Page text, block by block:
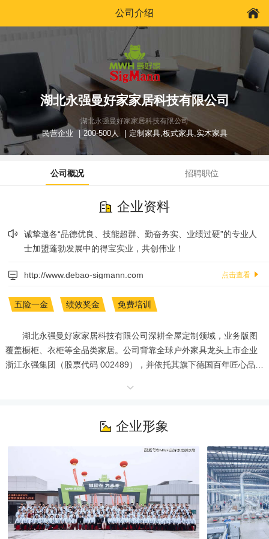
公司介绍
湖北永强曼好家家居科技有限公司
湖北永强曼好家家居科技有限公司
民营企业 200-500人 定制家具,板式家具,实木家具
公司概况 招聘职位
企业资料
诚挚邀各“品德优良、技能超群、勤奋务实、业绩过硬”的专业人
士加盟蓬勃发展中的得宝实业，共创伟业！
http://www.debao-sigmann.com 点击查看
五险一金 绩效奖金 免费培训
       湖北永强曼好家家居科技有限公司深耕全屋定制领域，业务版图
覆盖橱柜、衣柜等全品类家居。公司背靠全球户外家具龙头上市企业
浙江永强集团（股票代码 002489），并依托其旗下德国百年匠心品牌
突破 30 亿元，为产品品质筑牢硬核保障。
最爱的人”“让居住更臻舒适” 为使命愿景，矢志成为全球家居服务领域
的领军者。凭借深厚行业影响力，公司与百隆、吉象木业等知名品牌
达成深度战略合作，为万科、保利等头部地产企业及华为等科技巨头
提供产品与服务，并于 2022 年荣膺北京冬奥会唯一柜类赞助商，尽
显品牌硬核实力与行业标杆地位。
       福利待遇
企业形象